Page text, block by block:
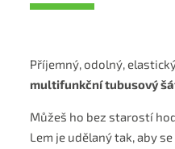
Příjemný, odolný,
multifunkční tubusový
Můžeš ho bez starostí
Lem je udělaný tak, aby